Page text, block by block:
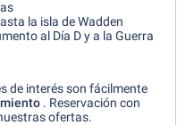
la isla de Wadden
al Día D y a la Guerra
de interés son fácilmente
. Reservación con
ofertas.